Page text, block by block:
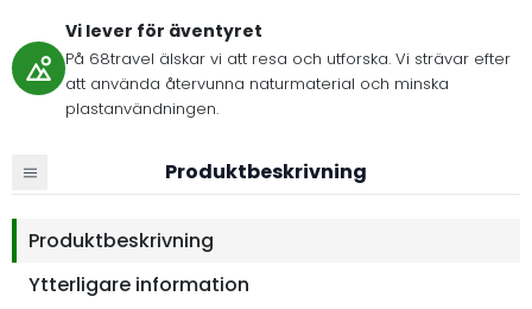
Vi lever för äventyret
På 68travel älskar vi att resa och utforska. Vi strävar efter
att använda återvunna naturmaterial och minska
plastanvändningen.
Produktbeskrivning
Produktbeskrivning
Ytterligare information